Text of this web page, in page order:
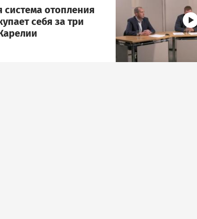
система отопления
себя за три